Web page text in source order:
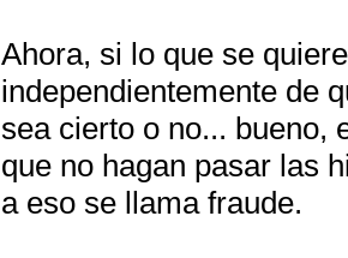
Ahora, si lo que se
independientemente de
sea cierto o no... bueno,
que no hagan pasar las
a eso se llama fraude.